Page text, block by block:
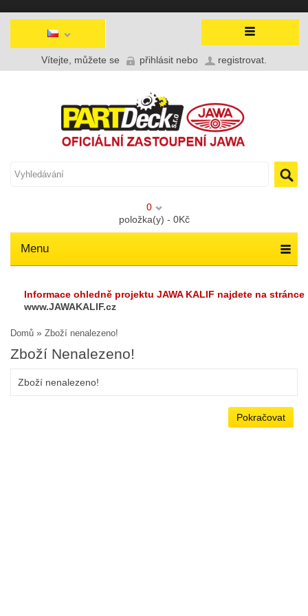
Vítejte, můžete se přihlásit nebo registrovat
0
položka(y) - 0Kč
Menu
Informace ohledně projektu JAWA KALIF najdete na stránce
www.JAWAKALIF.cz
Domů » Zboží nenalezeno!
Zboží Nenalezeno!
Zboží nenalezeno!
Pokračovat